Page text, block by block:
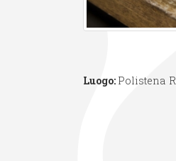
Luogo: Polistena